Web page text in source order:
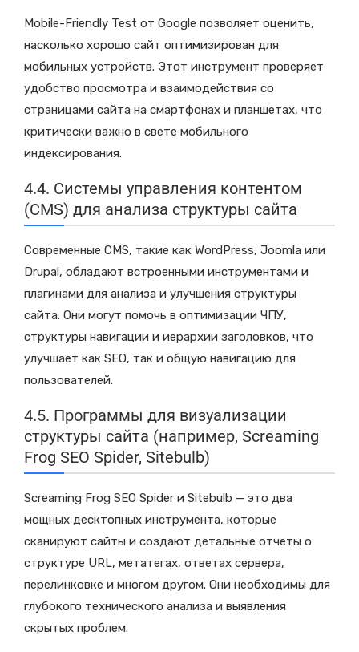
Mobile-Friendly Test от Google позволяет оценить,
насколько хорошо сайт оптимизирован для
мобильных устройств. Этот инструмент проверяет
удобство просмотра и взаимодействия со
страницами сайта на смартфонах и планшетах, что
критически важно в свете мобильного
индексирования.
4.4. Системы управления контентом
(CMS) для анализа структуры сайта
Современные CMS, такие как WordPress, Joomla или
Drupal, обладают встроенными инструментами и
плагинами для анализа и улучшения структуры
сайта. Они могут помочь в оптимизации ЧПУ,
структуры навигации и иерархии заголовков, что
улучшает как SEO, так и общую навигацию для
пользователей.
4.5. Программы для визуализации
структуры сайта (например, Screaming
Frog SEO Spider, Sitebulb)
Screaming Frog SEO Spider и Sitebulb — это два
мощных десктопных инструмента, которые
сканируют сайты и создают детальные отчеты о
структуре URL, метатегах, ответах сервера,
перелинковке и многом другом. Они необходимы для
глубокого технического анализа и выявления
скрытых проблем.